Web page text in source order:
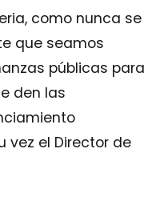
como nunca se
que seamos
públicas para
den las
vez el Director de